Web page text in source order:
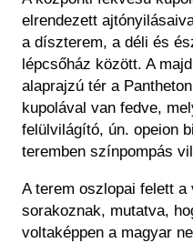
elrendezett
a díszterem, a déli és
lépcsőház között. A
alaprajzú tér a
kupolával van fedve,
felülvilágító, ún. opeion
teremben színpompás
A terem oszlopai felett
sorakoznak, mutatva,
voltaképpen a magyar